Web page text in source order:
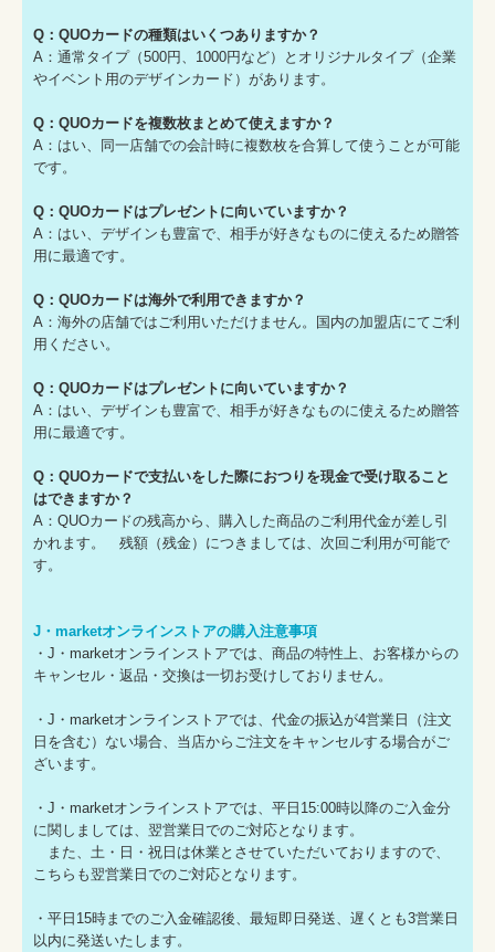
Q：QUOカードの種類はいくつありますか？
A：通常タイプ（500円、1000円など）とオリジナルタイプ（企業
やイベント用のデザインカード）があります。
Q：QUOカードを複数枚まとめて使えますか？
A：はい、同一店舗での会計時に複数枚を合算して使うことが可能
です。
Q：QUOカードはプレゼントに向いていますか？
A：はい、デザインも豊富で、相手が好きなものに使えるため贈答
用に最適です。
Q：QUOカードは海外で利用できますか？
A：海外の店舗ではご利用いただけません。国内の加盟店にてご利
用ください。
Q：QUOカードはプレゼントに向いていますか？
A：はい、デザインも豊富で、相手が好きなものに使えるため贈答
用に最適です。
Q：QUOカードで支払いをした際におつりを現金で受け取ること
はできますか？
A：QUOカードの残高から、購入した商品のご利用代金が差し引
かれます。 残額（残金）につきましては、次回ご利用が可能で
す。
J・marketオンラインストアの購入注意事項
・J・marketオンラインストアでは、商品の特性上、お客様からの
キャンセル・返品・交換は一切お受けしておりません。
・J・marketオンラインストアでは、代金の振込が4営業日（注文
日を含む）ない場合、当店からご注文をキャンセルする場合がご
ざいます。
・J・marketオンラインストアでは、平日15:00時以降のご入金分
に関しましては、翌営業日でのご対応となります。
また、土・日・祝日は休業とさせていただいておりますので、
こちらも翌営業日でのご対応となります。
・平日15時までのご入金確認後、最短即日発送、遅くとも3営業日
以内に発送いたします。